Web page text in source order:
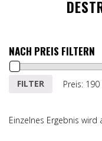
NACH PREIS FILTERN
Min.
Max.
FILTER Preis: 190
Einzelnes Ergebnis wird